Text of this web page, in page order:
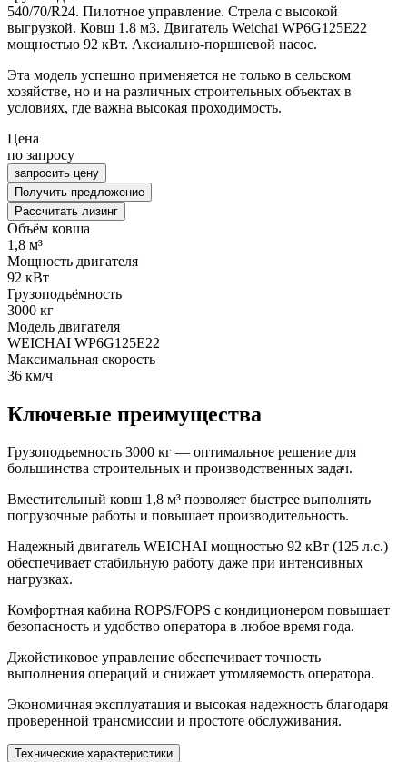
540/70/R24. Пилотное управление. Стрела с высокой
выгрузкой. Ковш 1.8 м3. Двигатель Weichai WP6G125E22
мощностью 92 кВт. Аксиально-поршневой насос.
Эта модель успешно применяется не только в сельском
хозяйстве, но и на различных строительных объектах в
условиях, где важна высокая проходимость.
Цена
по запросу
запросить цену
Получить предложение
Рассчитать лизинг
Объём ковша
1,8 м³
Мощность двигателя
92 кВт
Грузоподъёмность
3000 кг
Модель двигателя
WEICHAI WP6G125E22
Максимальная скорость
36 км/ч
Ключевые преимущества
Грузоподъемность 3000 кг — оптимальное решение для
большинства строительных и производственных задач.
Вместительный ковш 1,8 м³ позволяет быстрее выполнять
погрузочные работы и повышает производительность.
Надежный двигатель WEICHAI мощностью 92 кВт (125 л.с.)
обеспечивает стабильную работу даже при интенсивных
нагрузках.
Комфортная кабина ROPS/FOPS с кондиционером повышает
безопасность и удобство оператора в любое время года.
Джойстиковое управление обеспечивает точность
выполнения операций и снижает утомляемость оператора.
Экономичная эксплуатация и высокая надежность благодаря
проверенной трансмиссии и простоте обслуживания.
Технические характеристики